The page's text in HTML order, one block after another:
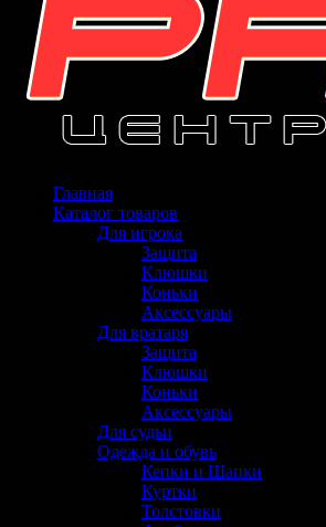
Главная
Каталог товаров
Для игрока
Защита
Клюшки
Коньки
Аксессуары
Для вратаря
Защита
Клюшки
Коньки
Аксессуары
Для судьи
Одежда и обувь
Кепки и Шапки
Куртки
Толстовки